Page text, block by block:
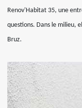
Renov'Habitat 35, une
questions. Dans le milieu,
Bruz.